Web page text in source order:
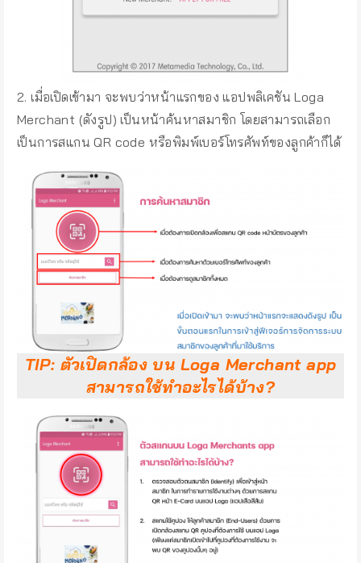
2. เมื่อเปิดเข้ามา จะพบว่าหน้าแรกของ แอปพลิเคชัน Loga
Merchant (ดังรูป) เป็นหน้าค้นหาสมาชิก โดยสามารถเลือก
เป็นการสแกน QR code หรือพิมพ์เบอร์โทรศัพท์ของลูกค้าก็ได้
TIP: ตัวเปิดกล้อง บน Loga Merchant app
สามารถใช้ทำอะไรได้บ้าง?